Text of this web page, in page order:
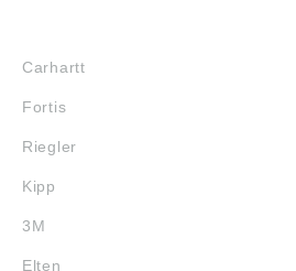
Carhartt
Fortis
Riegler
Kipp
3M
Elten